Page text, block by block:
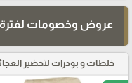
عروض وخصومات
خلطات و بودرات لتحضير